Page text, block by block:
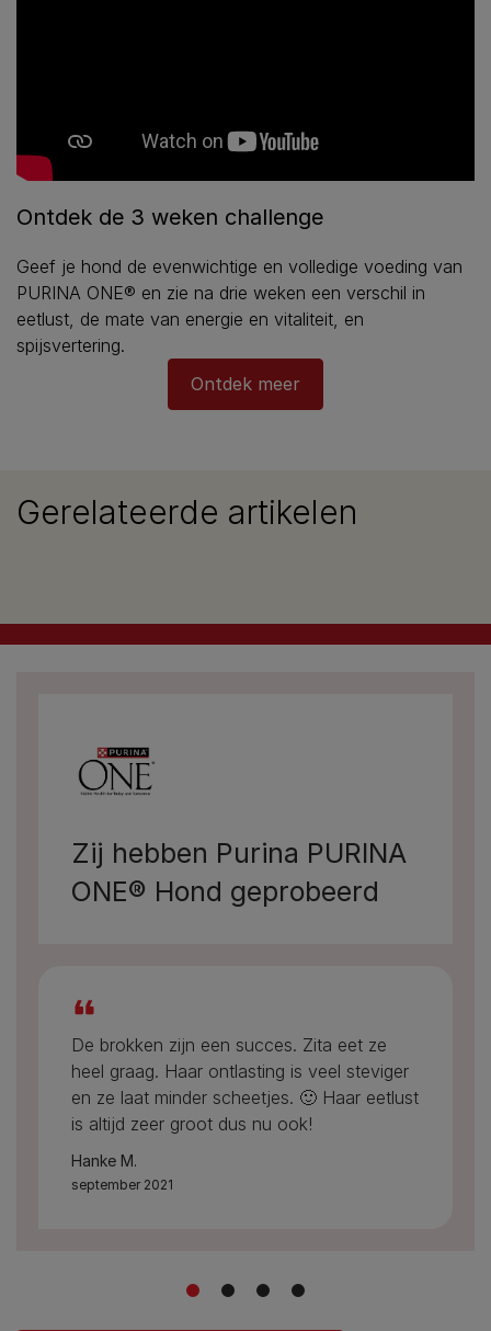
Ontdek de 3 weken challenge​
Geef je hond de evenwichtige en volledige voeding van
PURINA ONE® en zie na drie weken een verschil in
eetlust, de mate van energie en vitaliteit, en
spijsvertering.​
Ontdek meer​
Gerelateerde artikelen
Zij hebben Purina PURINA
ONE®​ Hond geprobeerd
De brokken zijn een succes. Zita eet ze
heel graag. Haar ontlasting is veel steviger
en ze laat minder scheetjes. 🙂 Haar eetlust
is altijd zeer groot dus nu ook!
Hanke M.
september 2021
1 2 3 4